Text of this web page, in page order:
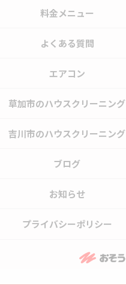
料金メニュー
よくある質問
エアコン
草加市のハウスクリーニング
吉川市のハウスクリーニング
ブログ
お知らせ
プライバシーポリシー